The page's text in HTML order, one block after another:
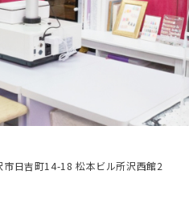
市日吉町14-18 松本ビル所沢西館2